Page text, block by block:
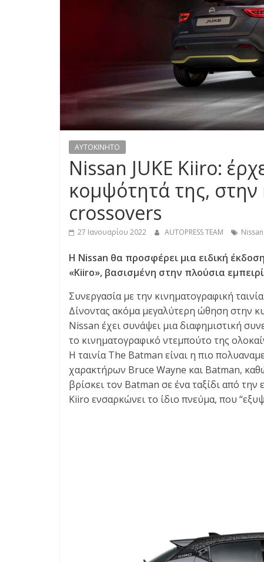
R
,
AYTOKINHTO
Nissan JUKE Kiiro:
κομψότητά της,
crossovers
27 Ιανουαρίου 2022 AUTOPRESS TEAM Nissan
Η Nissan θα προσφέρει μια ειδική
«Kiiro», βασισμένη στην πλούσια
Συνεργασία με την κινηματογραφική
Δίνοντας ακόμα μεγαλύτερη ώθηση στην
Nissan έχει συνάψει μια διαφημιστική
το κινηματογραφικό ντεμπούτο της
Η ταινία The Batman είναι η πιο
χαρακτήρων Bruce Wayne και Batman,
βρίσκει τον Batman σε ένα ταξίδι από
Kiiro ενσαρκώνει το ίδιο πνεύμα, που